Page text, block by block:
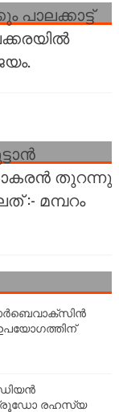
പാലക്കാട്ട്
തുറന്നു
:- മമ്പറം
ഉപയോഗത്തിന്
ട്രൂഡോ രഹസ്യ